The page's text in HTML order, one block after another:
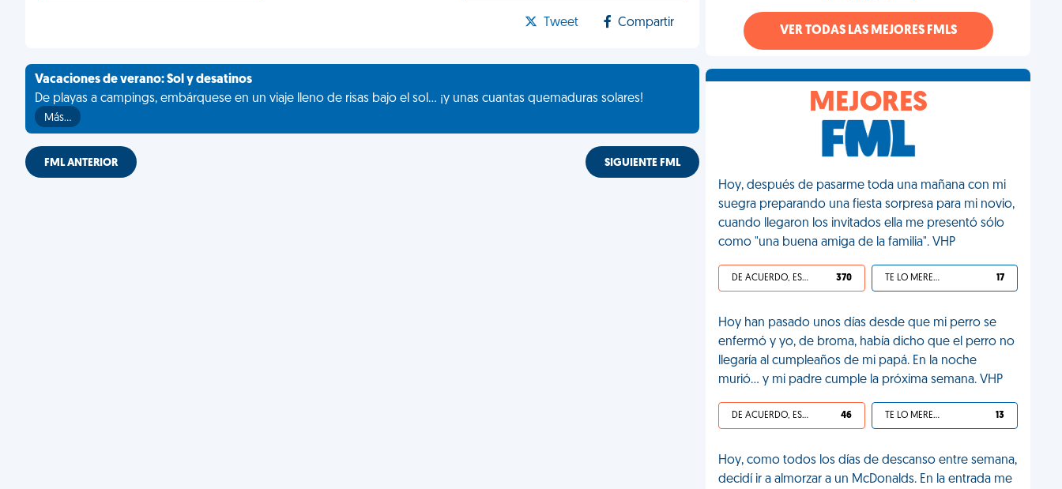
Tweet Compartir
Vacaciones de verano: Sol y desatinos
De playas a campings, embárquese en un viaje lleno de risas bajo el sol... ¡y unas cuantas quemaduras solares!
Más…
FML ANTERIOR SIGUIENTE FML
VER TODAS LAS MEJORES FMLS
MEJORES
Hoy, después de pasarme toda una mañana con mi
suegra preparando una fiesta sorpresa para mi novio,
cuando llegaron los invitados ella me presentó sólo
como "una buena amiga de la familia". VHP
DE ACUERDO, ES UNA VIDA HP 370 TE LO MERECES 17
Hoy han pasado unos días desde que mi perro se
enfermó y yo, de broma, había dicho que el perro no
llegaría al cumpleaños de mi papá. En la noche
murió... y mi padre cumple la próxima semana. VHP
DE ACUERDO, ES UNA VIDA HP 46 TE LO MERECES 13
Hoy, como todos los días de descanso entre semana,
decidí ir a almorzar a un McDonalds. En la entrada me